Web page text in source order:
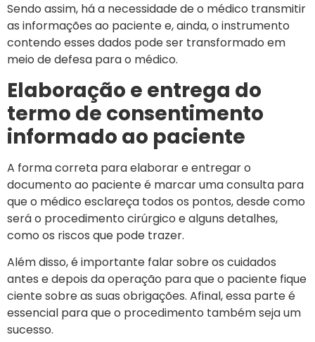
Sendo assim, há a necessidade de o médico transmitir
as informações ao paciente e, ainda, o instrumento
contendo esses dados pode ser transformado em
meio de defesa para o médico.
Elaboração e entrega do
termo de consentimento
informado ao paciente
A forma correta para elaborar e entregar o
documento ao paciente é marcar uma consulta para
que o médico esclareça todos os pontos, desde como
será o procedimento cirúrgico e alguns detalhes,
como os riscos que pode trazer.
Além disso, é importante falar sobre os cuidados
antes e depois da operação para que o paciente fique
ciente sobre as suas obrigações. Afinal, essa parte é
essencial para que o procedimento também seja um
sucesso.